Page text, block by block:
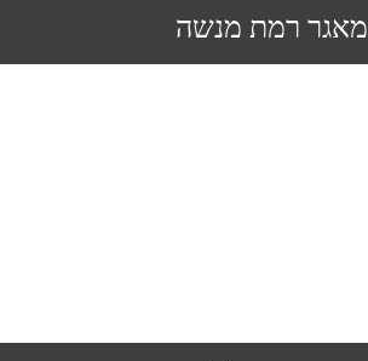
מאגר רמת מנשה